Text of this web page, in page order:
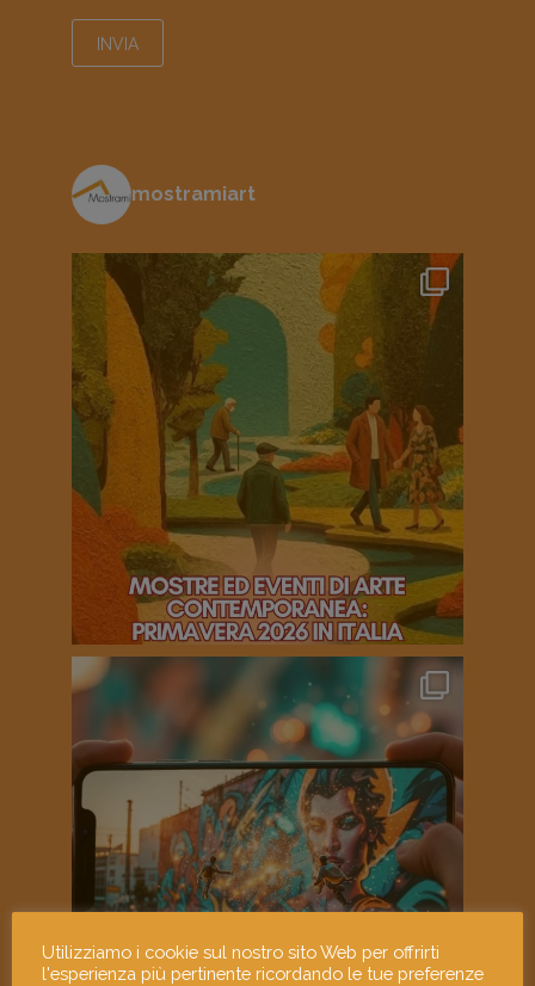
mostramiart
Utilizziamo i cookie sul nostro sito Web per offrirti
l'esperienza più pertinente ricordando le tue preferenze